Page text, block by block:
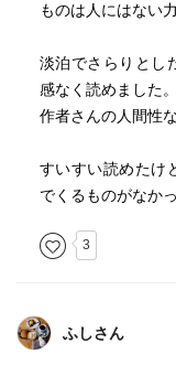
ものは人にはない
淡泊でさらりとし
感なく読めました。
作者さんの人間性
すいすい読めたけ
でくるものがなか
3
ふしさん